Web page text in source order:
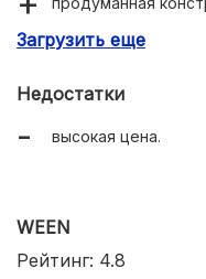
долговечность.
Загрузить еще
Недостатки
высокая цена.
WEEN
Рейтинг: 4.8